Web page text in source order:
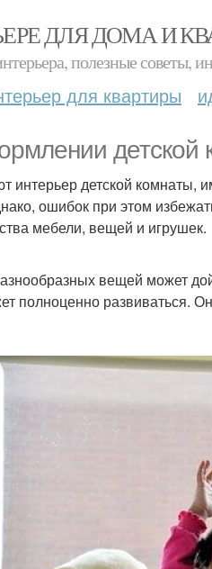
ДЛЯ ДОМА И
полезные советы,
для квартиры
детской
интерьер детской комнаты,
ошибок при этом
мебели, вещей и игрушек.
вещей может
полноценно развиваться.